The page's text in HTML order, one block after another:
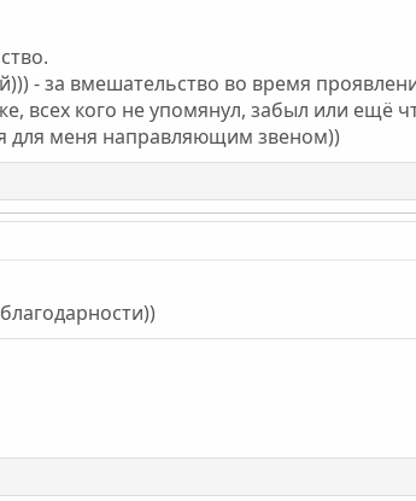
- за вмешательство во время
всех кого не упомянул, забыл или ещё
для меня направляющим звеном))